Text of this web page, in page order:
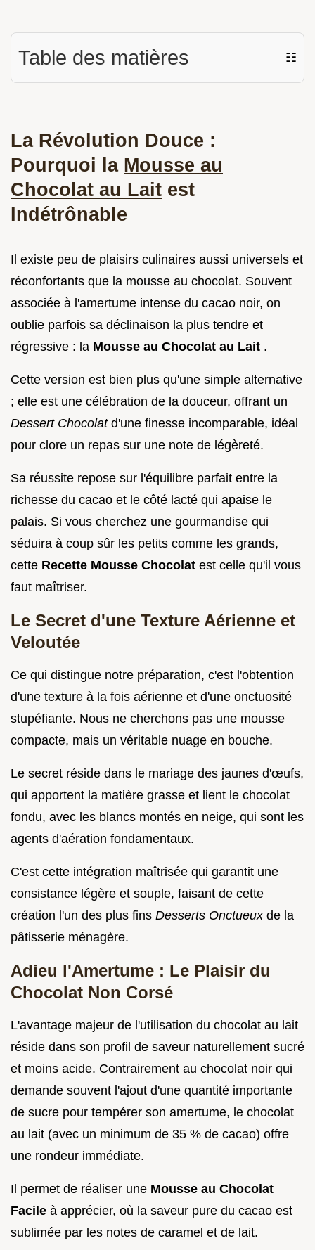
Table des matières ☷
La Révolution Douce :
Pourquoi la Mousse au
Chocolat au Lait est
Indétrônable
Il existe peu de plaisirs culinaires aussi universels et
réconfortants que la mousse au chocolat. Souvent
associée à l'amertume intense du cacao noir, on
oublie parfois sa déclinaison la plus tendre et
régressive : la Mousse au Chocolat au Lait .
Cette version est bien plus qu'une simple alternative
; elle est une célébration de la douceur, offrant un
Dessert Chocolat d'une finesse incomparable, idéal
pour clore un repas sur une note de légèreté.
Sa réussite repose sur l'équilibre parfait entre la
richesse du cacao et le côté lacté qui apaise le
palais. Si vous cherchez une gourmandise qui
séduira à coup sûr les petits comme les grands,
cette Recette Mousse Chocolat est celle qu'il vous
faut maîtriser.
Le Secret d'une Texture Aérienne et
Veloutée
Ce qui distingue notre préparation, c'est l'obtention
d'une texture à la fois aérienne et d'une onctuosité
stupéfiante. Nous ne cherchons pas une mousse
compacte, mais un véritable nuage en bouche.
Le secret réside dans le mariage des jaunes d'œufs,
qui apportent la matière grasse et lient le chocolat
fondu, avec les blancs montés en neige, qui sont les
agents d'aération fondamentaux.
C'est cette intégration maîtrisée qui garantit une
consistance légère et souple, faisant de cette
création l'un des plus fins Desserts Onctueux de la
pâtisserie ménagère.
Adieu l'Amertume : Le Plaisir du
Chocolat Non Corsé
L'avantage majeur de l'utilisation du chocolat au lait
réside dans son profil de saveur naturellement sucré
et moins acide. Contrairement au chocolat noir qui
demande souvent l'ajout d'une quantité importante
de sucre pour tempérer son amertume, le chocolat
au lait (avec un minimum de 35 % de cacao) offre
une rondeur immédiate.
Il permet de réaliser une Mousse au Chocolat
Facile à apprécier, où la saveur pure du cacao est
sublimée par les notes de caramel et de lait.